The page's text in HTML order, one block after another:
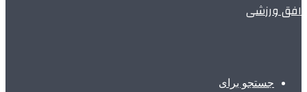
افق ورزشی
جستجو برای